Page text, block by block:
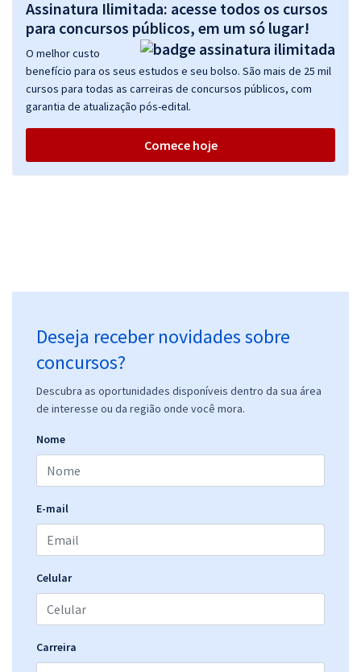
Assinatura Ilimitada: acesse todos os cursos
para concursos públicos, em um só lugar!
O melhor custo
benefício para os seus estudos e seu bolso. São mais de 25 mil
cursos para todas as carreiras de concursos públicos, com
garantia de atualização pós-edital.
Comece hoje
Deseja receber novidades sobre
concursos?
Descubra as oportunidades disponíveis dentro da sua área
de interesse ou da região onde você mora.
Nome
E-mail
Celular
Carreira